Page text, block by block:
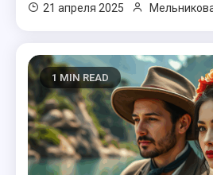
21 апреля 2025
1 MIN READ